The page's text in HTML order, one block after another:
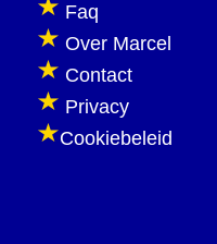
Faq
Over Marcel
Contact
Privacy
Cookiebeleid